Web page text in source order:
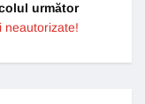
următor
neautorizate!